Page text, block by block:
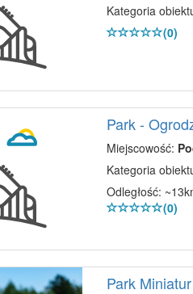
Kategoria
(0)
Park -
Miejscowość:
Kategoria
Odległość:
(0)
Park Miniatur